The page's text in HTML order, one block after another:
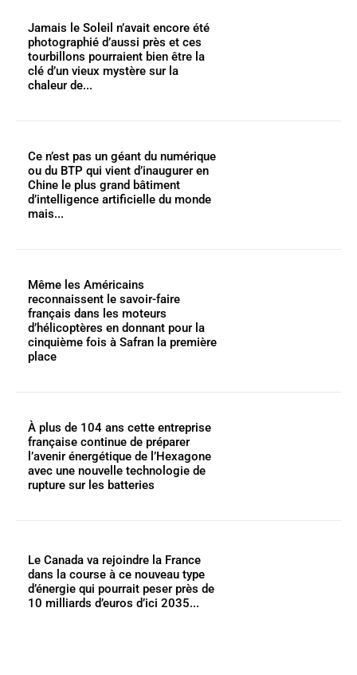
Jamais le Soleil n’avait encore été
photographié d’aussi près et ces
tourbillons pourraient bien être la
clé d’un vieux mystère sur la
chaleur de...
Ce n’est pas un géant du numérique
ou du BTP qui vient d’inaugurer en
Chine le plus grand bâtiment
d’intelligence artificielle du monde
mais...
Même les Américains
reconnaissent le savoir-faire
français dans les moteurs
d’hélicoptères en donnant pour la
cinquième fois à Safran la première
place
À plus de 104 ans cette entreprise
française continue de préparer
l’avenir énergétique de l’Hexagone
avec une nouvelle technologie de
rupture sur les batteries
Le Canada va rejoindre la France
dans la course à ce nouveau type
d’énergie qui pourrait peser près de
10 milliards d’euros d’ici 2035...